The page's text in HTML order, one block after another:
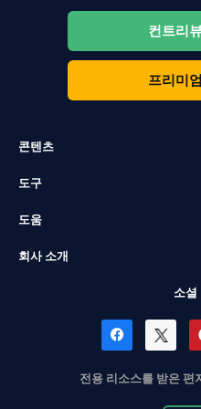
컨트리
프리미
콘텐츠
도구
도움
회사 소개
소셜
전용 리소스를 받은 편